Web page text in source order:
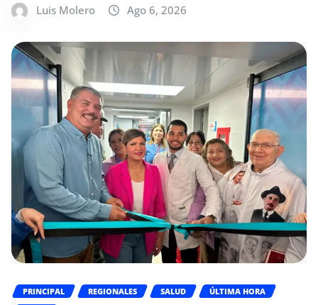
Luis Molero Ago 6, 2026
PRINCIPAL REGIONALES SALUD
ÚLTIMA HORA